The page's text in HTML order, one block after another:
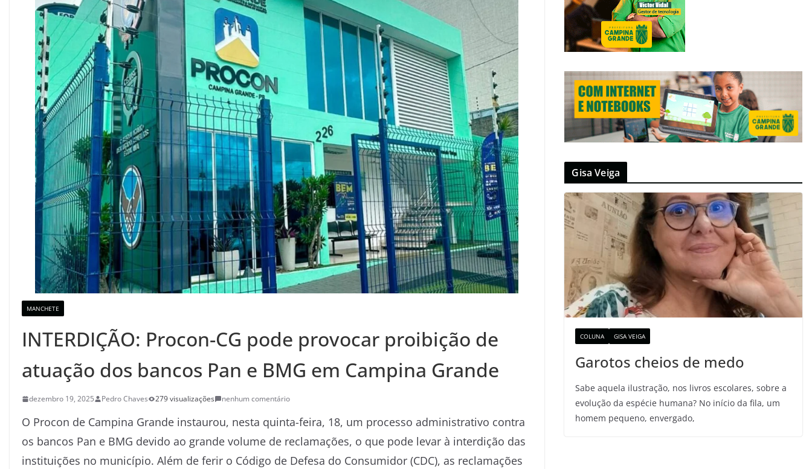
MANCHETE
INTERDIÇÃO: Procon-CG pode provocar proibição de
atuação dos bancos Pan e BMG em Campina Grande
dezembro 19, 2025 Pedro Chaves 279 visualizações nenhum comentário
O Procon de Campina Grande instaurou, nesta quinta-feira, 18, um processo administrativo contra
os bancos Pan e BMG devido ao grande volume de reclamações, o que pode levar à interdição das
instituições no município. Além de ferir o Código de Defesa do Consumidor (CDC), as reclamações
Gisa Veiga
COLUNA GISA VEIGA
Garotos cheios de medo
Sabe aquela ilustração, nos livros escolares, sobre a
evolução da espécie humana? No início da fila, um
homem pequeno, envergado,